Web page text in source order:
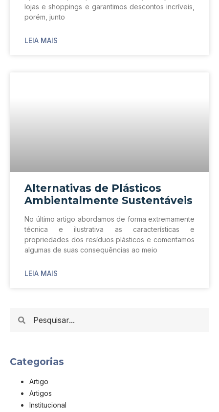
lojas e shoppings e garantimos descontos incríveis,
porém, junto
LEIA MAIS
Alternativas de Plásticos
Ambientalmente Sustentáveis
No último artigo abordamos de forma extremamente
técnica e ilustrativa as características e
propriedades dos resíduos plásticos e comentamos
algumas de suas consequências ao meio
LEIA MAIS
Categorias
Artigo
Artigos
Institucional